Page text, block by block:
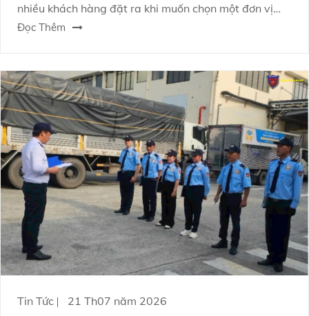
nhiều khách hàng đặt ra khi muốn chọn một đơn vị
bảo vệ không chỉ làm “đủ việc”, mà còn vận hành
Đọc Thêm
Tin Tức 21 Th07 năm 2026